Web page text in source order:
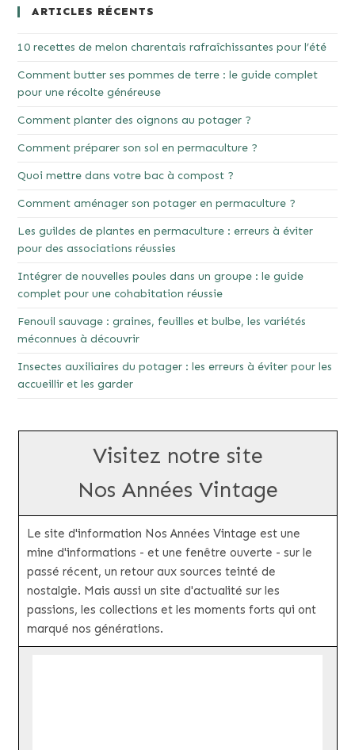
ARTICLES RÉCENTS
10 recettes de melon charentais rafraîchissantes pour l’été
Comment butter ses pommes de terre : le guide complet
pour une récolte généreuse
Comment planter des oignons au potager ?
Comment préparer son sol en permaculture ?
Quoi mettre dans votre bac à compost ?
Comment aménager son potager en permaculture ?
Les guildes de plantes en permaculture : erreurs à éviter
pour des associations réussies
Intégrer de nouvelles poules dans un groupe : le guide
complet pour une cohabitation réussie
Fenouil sauvage : graines, feuilles et bulbe, les variétés
méconnues à découvrir
Insectes auxiliaires du potager : les erreurs à éviter pour les
accueillir et les garder
Visitez notre site
Nos Années Vintage
Le site d'information Nos Années Vintage est une
mine d'informations - et une fenêtre ouverte - sur le
passé récent, un retour aux sources teinté de
nostalgie. Mais aussi un site d'actualité sur les
passions, les collections et les moments forts qui ont
marqué nos générations.